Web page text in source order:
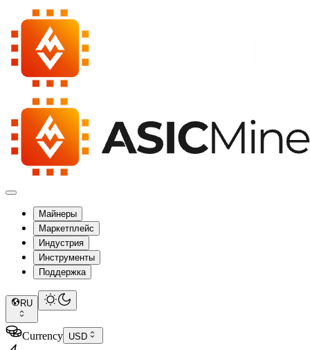
Майнеры
Маркетплейс
Индустрия
Инструменты
Поддержка
RU
Currency USD